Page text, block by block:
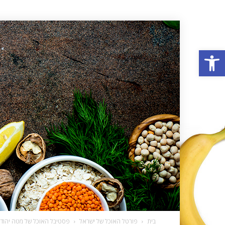
פתח סרגל נגישות
בית פורטל האוכל של ישראל פסטיבל האוכל של מטה יהודה 2023: חגיגה קולינרית טעימה ומהנה